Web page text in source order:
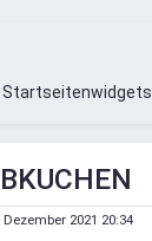
Startseitenwidgets
Dezember 2021 20:34